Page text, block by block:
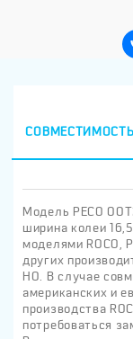
СОВМЕСТИМОСТЬ
Модель PECO
ширина колеи
моделями ROCO,
других
HO. В случае
американских и
производства
потребоваться